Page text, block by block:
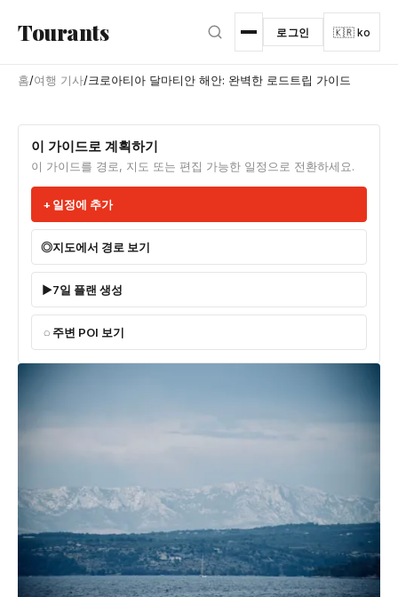
Tourants 로그인 🇰🇷 ko
홈/여행 기사/크로아티아 달마티안 해안: 완벽한 로드트립 가이드
이 가이드로 계획하기
이 가이드를 경로, 지도 또는 편집 가능한 일정으로 전환하세요.
일정에 추가
지도에서 경로 보기
7일 플랜 생성
주변 POI 보기